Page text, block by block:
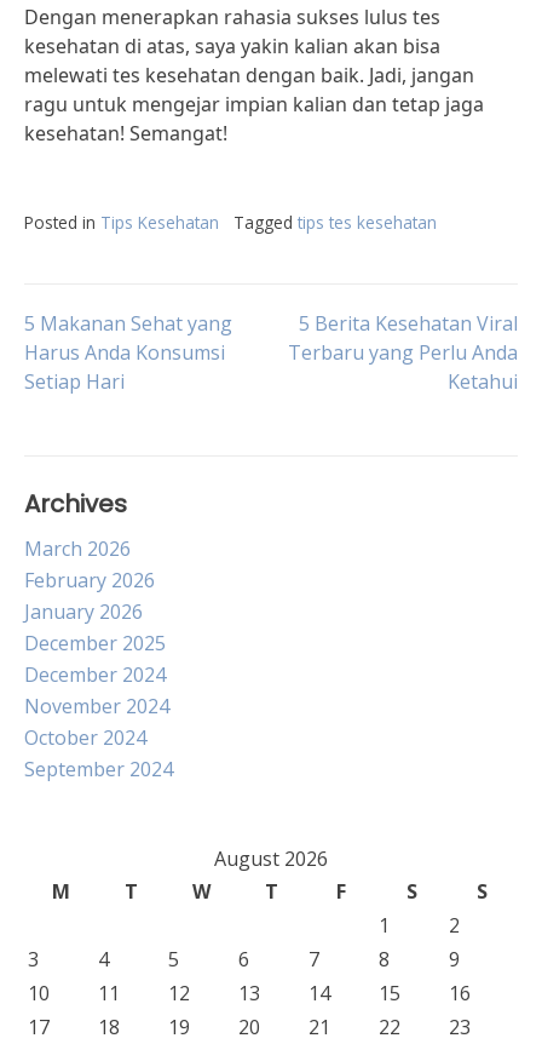
Dengan menerapkan rahasia sukses lulus tes
kesehatan di atas, saya yakin kalian akan bisa
melewati tes kesehatan dengan baik. Jadi, jangan
ragu untuk mengejar impian kalian dan tetap jaga
kesehatan! Semangat!
Posted in Tips Kesehatan Tagged tips tes kesehatan
Post
navigation
5 Makanan Sehat yang
Harus Anda Konsumsi
Setiap Hari
5 Berita Kesehatan Viral
Terbaru yang Perlu Anda
Ketahui
Archives
March 2026
February 2026
January 2026
December 2025
December 2024
November 2024
October 2024
September 2024
August 2026
M
T W T F S
S
1
2
3
4 5 6 7 8
9
10
11 12 13 14 15
16
17
18 19 20 21 22 23